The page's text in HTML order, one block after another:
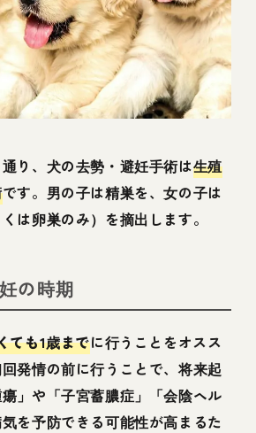
り、犬の去勢・避妊手術は生殖
です。男の子は精巣を、女の子は
は卵巣のみ）を摘出します。
の時期
ても1歳までに行うことをオスス
発情の前に行うことで、将来起
」や「子宮蓄膿症」「会陰ヘル
を予防できる可能性が高まるた